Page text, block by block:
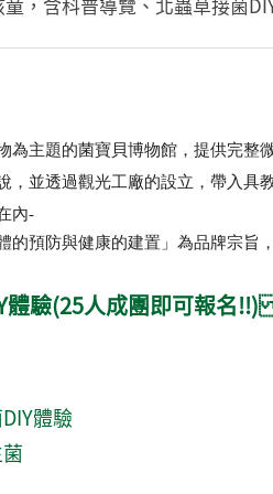
為主題的菌寶貝博物館，提供完整
，並透過觀光工廠的設立，帶入具
內-
的預防與健康的建置」為品牌宗旨
體驗(25人成團即可報名
體驗